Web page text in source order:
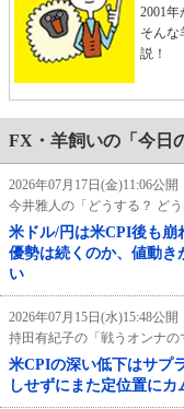
2001
そんな
説！
FX・羊飼いの「今日
2026年07月17日(金)11:06公開
今井雅人の「どうする？ ど
米ドル/円は米CPI後も崩
優勢は続くのか、値動き
い
2026年07月15日(水)15:48公開
持田有紀子の「戦うオンナの
米CPIの深い低下はサプ
しせずにまた定位置にカ